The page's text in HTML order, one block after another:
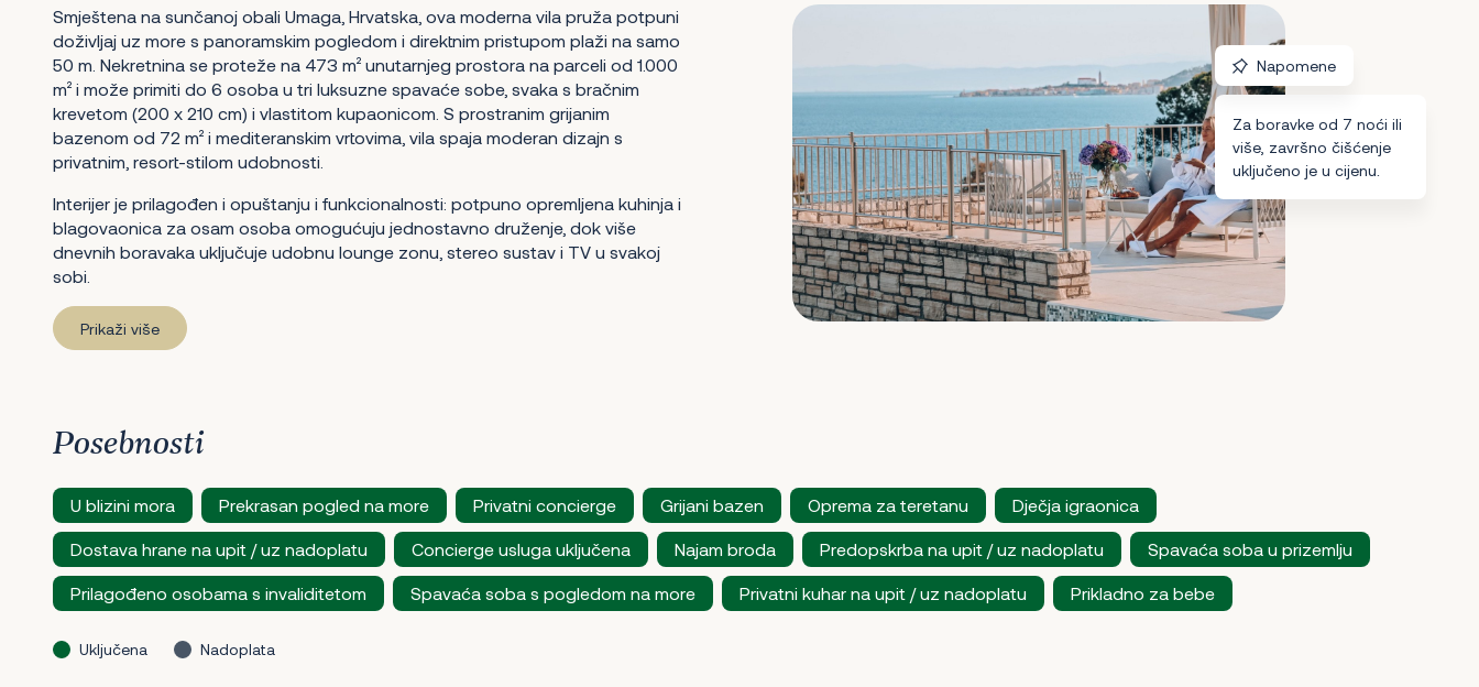
Smještena na sunčanoj obali Umaga, Hrvatska, ova moderna vila pruža potpuni
doživljaj uz more s panoramskim pogledom i direktnim pristupom plaži na samo
50 m. Nekretnina se proteže na 473 m² unutarnjeg prostora na parceli od 1.000
m² i može primiti do 6 osoba u tri luksuzne spavaće sobe, svaka s bračnim
krevetom (200 x 210 cm) i vlastitom kupaonicom. S prostranim grijanim
bazenom od 72 m² i mediteranskim vrtovima, vila spaja moderan dizajn s
privatnim, resort-stilom udobnosti.
Interijer je prilagođen i opuštanju i funkcionalnosti: potpuno opremljena kuhinja i
blagovaonica za osam osoba omogućuju jednostavno druženje, dok više
dnevnih boravaka uključuje udobnu lounge zonu, stereo sustav i TV u svakoj
sobi.
Prikaži više
Napomene
Za boravke od 7 noći ili
više, završno čišćenje
uključeno je u cijenu.
Posebnosti
U blizini mora Prekrasan pogled na more Privatni concierge Grijani bazen Oprema za teretanu Dječja igraonica
Dostava hrane na upit / uz nadoplatu Concierge usluga uključena Najam broda Predopskrba na upit / uz nadoplatu Spavaća soba u prizemlju
Prilagođeno osobama s invaliditetom Spavaća soba s pogledom na more Privatni kuhar na upit / uz nadoplatu Prikladno za bebe
Uključena Nadoplata